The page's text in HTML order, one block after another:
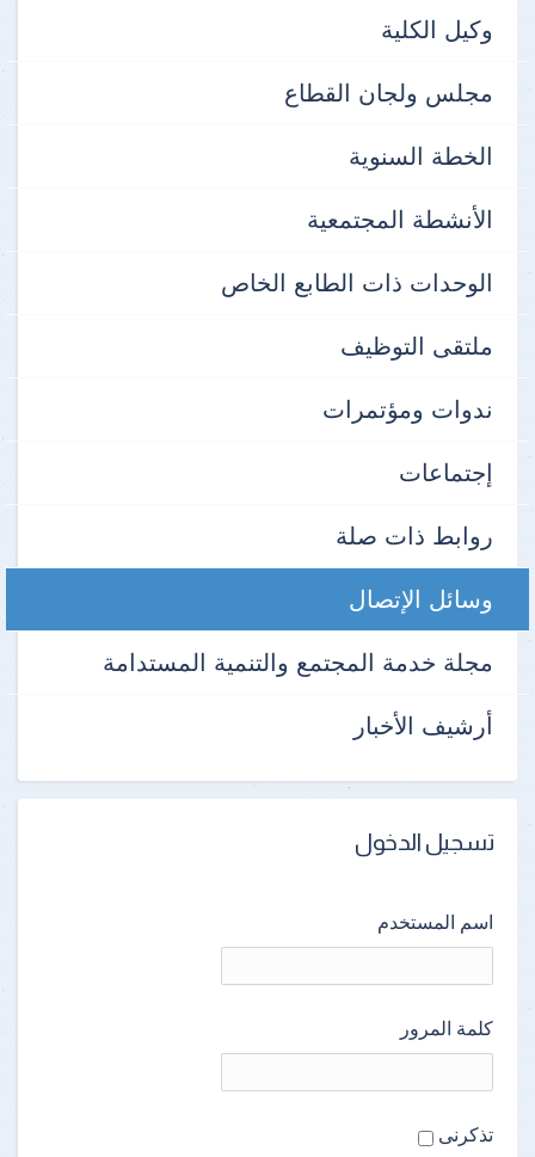
وكيل الكلية
مجلس ولجان القطاع
الخطة السنوية
الأنشطة المجتمعية
الوحدات ذات الطابع الخاص
ملتقى التوظيف
ندوات ومؤتمرات
إجتماعات
روابط ذات صلة
وسائل الإتصال
مجلة خدمة المجتمع والتنمية المستدامة
أرشيف الأخبار
تسجيل الدخول
اسم المستخدم
كلمة المرور
تذكرنى